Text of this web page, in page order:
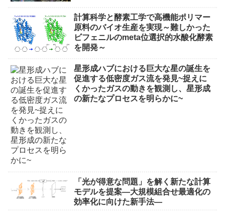
計算科学と酵素工学で高機能ポリマー
原料のバイオ生産を実現～難しかった
ビフェニルのmeta位選択的水酸化酵素
を開発～
星形成ハブにおける巨大な星の誕生を
促進する低密度ガス流を発見~捉えに
くかったガスの動きを観測し、星形成
の新たなプロセスを明らかに~
「光が得意な問題」を解く新たな計算
モデルを提案―大規模組合せ最適化の
効率化に向けた新手法―